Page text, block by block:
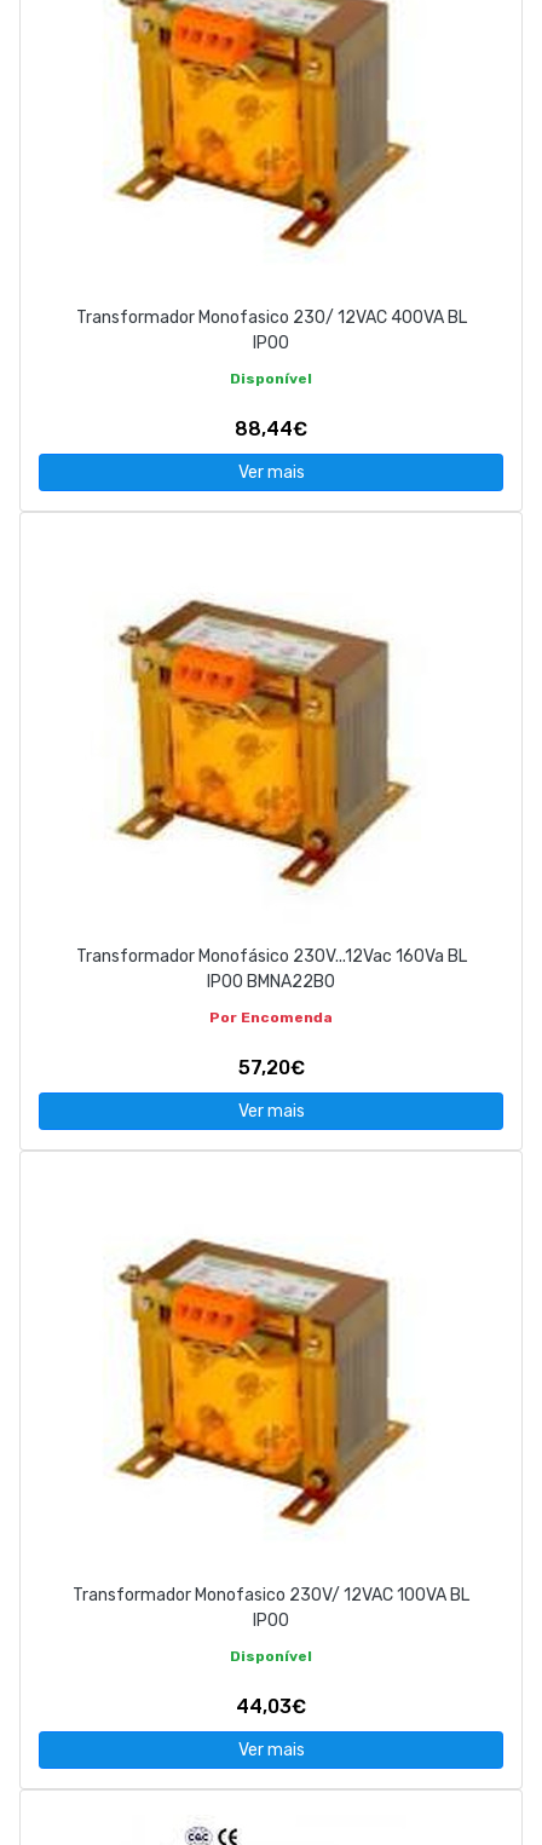
Transformador Monofasico 230/ 12VAC 400VA BL
IP00
Disponível
88,44€
Ver mais
Transformador Monofásico 230V...12Vac 160Va BL
IP00 BMNA22B0
Por Encomenda
57,20€
Ver mais
Transformador Monofasico 230V/ 12VAC 100VA BL
IP00
Disponível
44,03€
Ver mais